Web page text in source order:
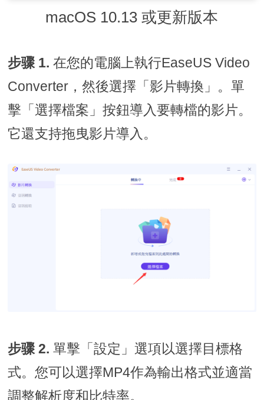
macOS 10.13 或更新版本
步骤 1. 在您的電腦上執行EaseUS Video
Converter，然後選擇「影片轉換」。單
擊「選擇檔案」按鈕導入要轉檔的影片。
它還支持拖曳影片導入。
步骤 2. 單擊「設定」選項以選擇目標格
式。您可以選擇MP4作為輸出格式並適當
調整解析度和比特率。